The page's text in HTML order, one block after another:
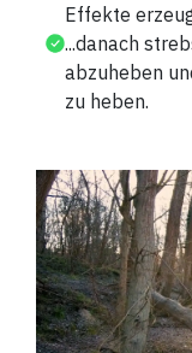
Effekte
...danach
abzuheben
zu heben.